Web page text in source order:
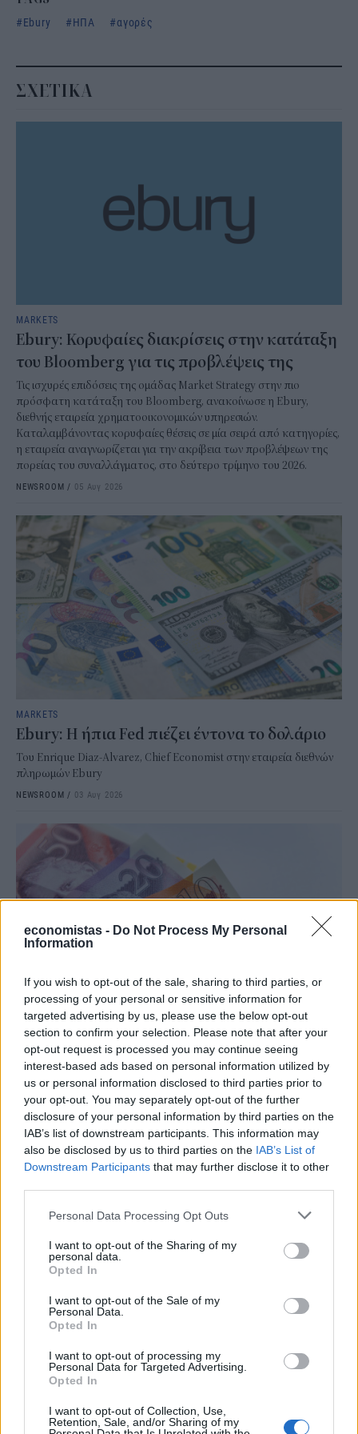
economistas - Do Not Process My Personal
Information
If you wish to opt-out of the sale, sharing to third parties, or
processing of your personal or sensitive information for
targeted advertising by us, please use the below opt-out
section to confirm your selection. Please note that after your
opt-out request is processed you may continue seeing
interest-based ads based on personal information utilized by
us or personal information disclosed to third parties prior to
your opt-out. You may separately opt-out of the further
disclosure of your personal information by third parties on the
IAB’s list of downstream participants. This information may
also be disclosed by us to third parties on the IAB’s List of
Downstream Participants that may further disclose it to other
Personal Data Processing Opt Outs
I want to opt-out of the Sharing of my
personal data.
Opted In
I want to opt-out of the Sale of my
Personal Data.
Opted In
I want to opt-out of processing my
Personal Data for Targeted Advertising.
Opted In
I want to opt-out of Collection, Use,
Retention, Sale, and/or Sharing of my
Ebury
ΗΠΑ αγορές
ΣΧΕΤΙΚΑ
MARKETS
Ebury: Κορυφαίες διακρίσεις στην κατάταξη
του Bloomberg για τις προβλέψεις της
Τις ισχυρές επιδόσεις της ομάδας Market Strategy στην πιο
πρόσφατη κατάταξη του Bloomberg, ανακοίνωσε η Ebury,
διεθνής εταιρεία χρηματοοικονομικών υπηρεσιών.
Καταλαμβάνοντας κορυφαίες θέσεις σε μία σειρά από κατηγορίες,
η εταιρεία αναγνωρίζεται για την ακρίβεια των προβλέψεων της
πορείας του συναλλάγματος, στο δεύτερο τρίμηνο του 2026.
NEWSROOM / 05 Αυγ 2026
MARKETS
Ebury: Η ήπια Fed πιέζει έντονα το δολάριο
Του Enrique Diaz-Alvarez, Chief Economist στην εταιρεία διεθνών
πληρωμών Ebury
NEWSROOM / 03 Αυγ 2026
MARKETS
Ebury: Το δολάριο ενισχύεται, καθώς η
προσοχή στη συνεδρίαση της FED
στρέφεται στην άνοδο του πετρελαίου στα
100 δολάρια
Οι αγορές αρχίζουν επιτέλους να λαμβάνουν υπόψη την
αναζωπύρωση των εχθροπραξιών μεταξύ ΗΠΑ και Ιράν και την
εκτίναξη των τιμών του πετρελαίου.
MARKETS